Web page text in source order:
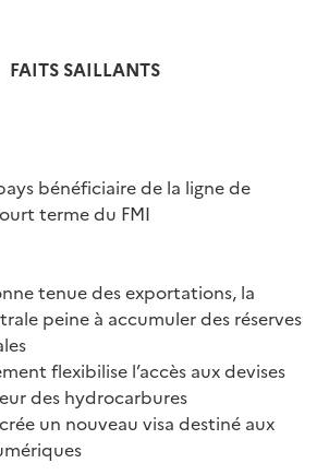
FAITS SAILLANTS
bénéficiaire de la ligne de
terme du FMI
tenue des exportations, la
peine à accumuler des réserves
flexibilise l’accès aux devises
des hydrocarbures
un nouveau visa destiné aux